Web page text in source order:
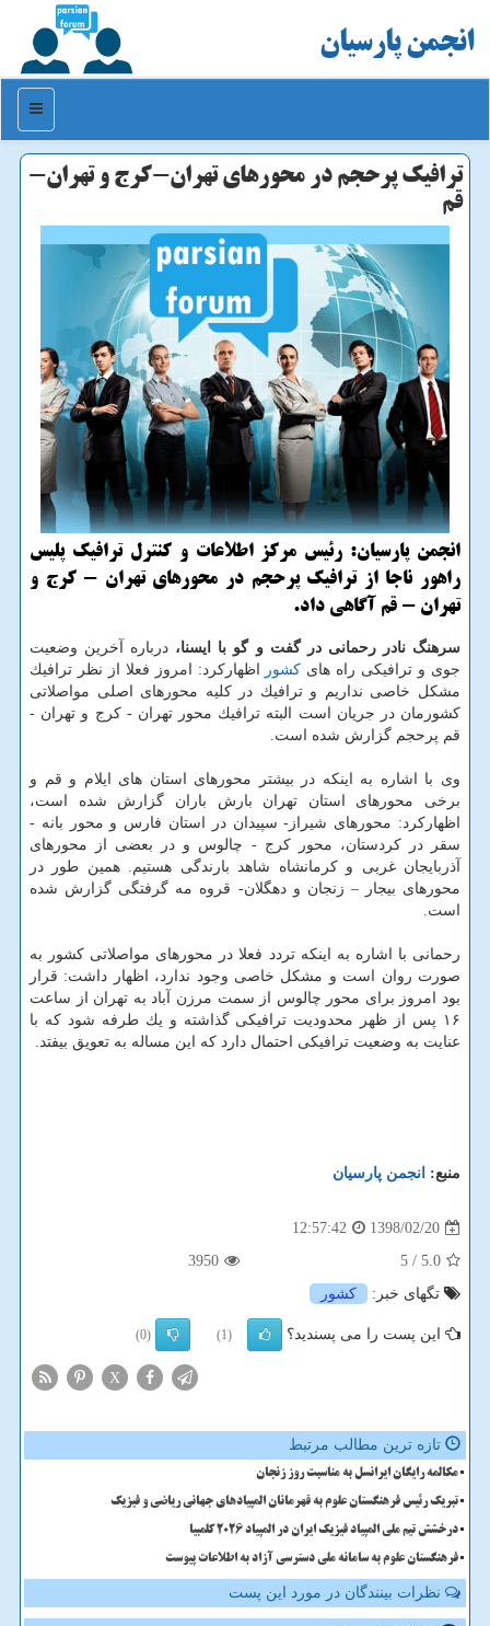
انجمن پارسیان
منو
ترافیك پرحجم در محورهای تهران-كرج و تهران-
قم
انجمن پارسیان: رئیس مركز اطلاعات و كنترل ترافیك پلیس
راهور ناجا از ترافیك پرحجم در محورهای تهران - كرج و
تهران - قم آگاهی داد.
سرهنگ نادر رحمانی در گفت و گو با ایسنا، درباره آخرین وضعیت
جوی و ترافیكی راه های كشور اظهاركرد: امروز فعلا از نظر ترافیك
مشكل خاصی نداریم و ترافیك در كلیه محورهای اصلی مواصلاتی
كشورمان در جریان است البته ترافیك محور تهران - كرج و تهران -
قم پرحجم گزارش شده است.
وی با اشاره به اینكه در بیشتر محورهای استان های ایلام و قم و
برخی محورهای استان تهران بارش باران گزارش شده است،
اظهاركرد: محورهای شیراز- سپیدان در استان فارس و محور بانه -
سقر در كردستان، محور كرج - چالوس و در بعضی از محورهای
آذربایجان غربی و كرمانشاه شاهد بارندگی هستیم. همین طور در
محورهای بیجار – زنجان و دهگلان- قروه مه گرفتگی گزارش شده
است.
رحمانی با اشاره به اینكه تردد فعلا در محورهای مواصلاتی كشور به
صورت روان است و مشكل خاصی وجود ندارد، اظهار داشت: قرار
بود امروز برای محور چالوس از سمت مرزن آباد به تهران از ساعت
۱۶ پس از ظهر محدودیت ترافیكی گذاشته و یك طرفه شود كه با
عنایت به وضعیت ترافیكی احتمال دارد كه این مساله به تعویق بیفتد.
منبع: انجمن پارسیان
1398/02/20
12:57:42
5.0
/ 5
3950
تگهای خبر:
كشور
این پست را می پسندید؟ (1)
(0)
X
تازه ترین مطالب مرتبط
مکالمه رایگان ایرانسل به مناسبت روز زنجان
تبریک رئیس فرهنگستان علوم به قهرمانان المپیادهای جهانی ریاضی و فیزیک
درخشش تیم ملی المپیاد فیزیک ایران در المپیاد 2026 کلمبیا
فرهنگستان علوم به سامانه ملی دسترسی آزاد به اطلاعات پیوست
نظرات بینندگان در مورد این پست